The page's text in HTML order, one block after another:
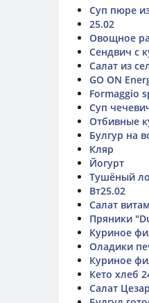
Суп пюре
25.02
Овощное
Сендвич с
Салат из
GO ON
Formaggio
Суп
Отбивные
Булгур на
Кляр
Йогурт
Тушёный
Вт25.02
Салат
Пряники
Куриное
Оладики
Куриное
Кето хлеб
Салат